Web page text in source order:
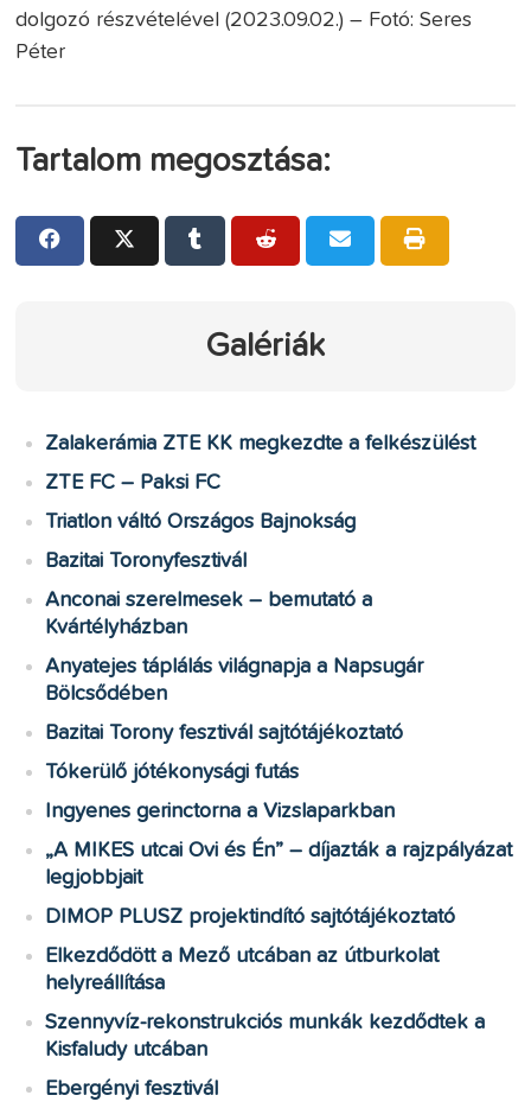
dolgozó részvételével (2023.09.02.) – Fotó: Seres
Péter
Tartalom megosztása:
Galériák
Zalakerámia ZTE KK megkezdte a felkészülést
ZTE FC – Paksi FC
Triatlon váltó Országos Bajnokság
Bazitai Toronyfesztivál
Anconai szerelmesek – bemutató a
Kvártélyházban
Anyatejes táplálás világnapja a Napsugár
Bölcsődében
Bazitai Torony fesztivál sajtótájékoztató
Tókerülő jótékonysági futás
Ingyenes gerinctorna a Vizslaparkban
„A MIKES utcai Ovi és Én” – díjazták a rajzpályázat
legjobbjait
DIMOP PLUSZ projektindító sajtótájékoztató
Elkezdődött a Mező utcában az útburkolat
helyreállítása
Szennyvíz-rekonstrukciós munkák kezdődtek a
Kisfaludy utcában
Ebergényi fesztivál